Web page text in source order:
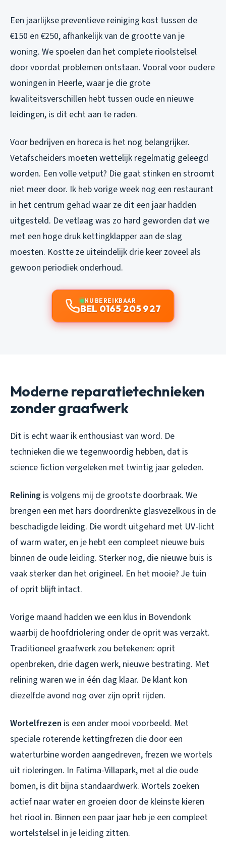
Een jaarlijkse preventieve reiniging kost tussen de
€150 en €250, afhankelijk van de grootte van je
woning. We spoelen dan het complete rioolstelsel
door voordat problemen ontstaan. Vooral voor oudere
woningen in Heerle, waar je die grote
kwaliteitsverschillen hebt tussen oude en nieuwe
leidingen, is dit echt aan te raden.
Voor bedrijven en horeca is het nog belangrijker.
Vetafscheiders moeten wettelijk regelmatig geleegd
worden. Een volle vetput? Die gaat stinken en stroomt
niet meer door. Ik heb vorige week nog een restaurant
in het centrum gehad waar ze dit een jaar hadden
uitgesteld. De vetlaag was zo hard geworden dat we
met een hoge druk kettingklapper aan de slag
moesten. Kostte ze uiteindelijk drie keer zoveel als
gewoon periodiek onderhoud.
NU BEREIKBAAR
BEL 0165 205 927
Moderne reparatietechnieken
zonder graafwerk
Dit is echt waar ik enthousiast van word. De
technieken die we tegenwoordig hebben, dat is
science fiction vergeleken met twintig jaar geleden.
Relining is volgens mij de grootste doorbraak. We
brengen een met hars doordrenkte glasvezelkous in de
beschadigde leiding. Die wordt uitgehard met UV-licht
of warm water, en je hebt een compleet nieuwe buis
binnen de oude leiding. Sterker nog, die nieuwe buis is
vaak sterker dan het origineel. En het mooie? Je tuin
of oprit blijft intact.
Vorige maand hadden we een klus in Bovendonk
waarbij de hoofdriolering onder de oprit was verzakt.
Traditioneel graafwerk zou betekenen: oprit
openbreken, drie dagen werk, nieuwe bestrating. Met
relining waren we in één dag klaar. De klant kon
diezelfde avond nog over zijn oprit rijden.
Wortelfrezen is een ander mooi voorbeeld. Met
speciale roterende kettingfrezen die door een
waterturbine worden aangedreven, frezen we wortels
uit rioleringen. In Fatima-Villapark, met al die oude
bomen, is dit bijna standaardwerk. Wortels zoeken
actief naar water en groeien door de kleinste kieren
het riool in. Binnen een paar jaar heb je een compleet
wortelstelsel in je leiding zitten.